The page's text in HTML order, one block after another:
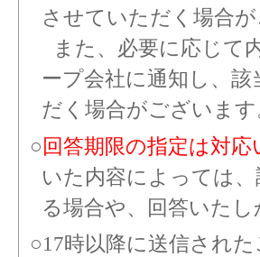
させていただく場合
また、必要に応じて
ープ会社に通知し、
だく場合がございま
回答期限の指定は対
いた内容によっては
る場合や、回答いた
17時以降に送信され